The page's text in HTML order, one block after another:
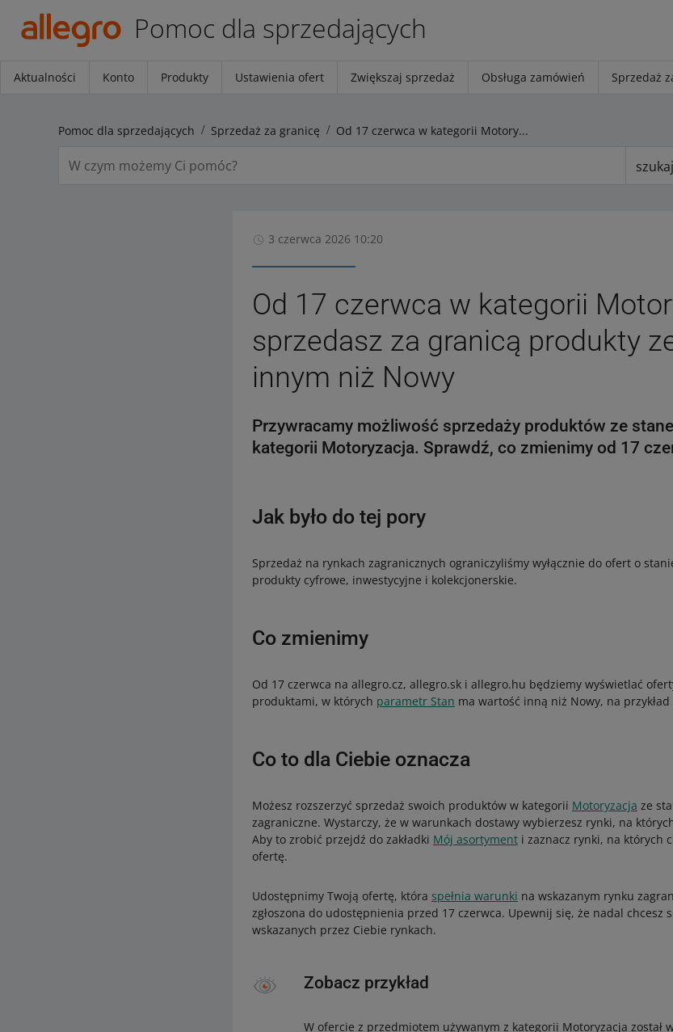
Pomoc dla sprzedających
Aktualności Konto Produkty Ustawienia ofert Zwiększaj sprzedaż Obsługa zamówień Sprzedaż
Pomoc dla sprzedających Sprzedaż za granicę Od 17 czerwca w kategorii Motoryzacja sprzedasz za granicą produkty ze stanem innym niż Nowy
3 czerwca 2026 10:20
Od 17 czerwca w kategorii
sprzedasz za granicą produkty
innym niż Nowy
Przywracamy możliwość sprzedaży produktów ze
kategorii Motoryzacja. Sprawdź, co zmienimy od 17
Jak było do tej pory
Sprzedaż na rynkach zagranicznych ograniczyliśmy wyłącznie do ofert o
produkty cyfrowe, inwestycyjne i kolekcjonerskie.
Co zmienimy
Od 17 czerwca na allegro.cz, allegro.sk i allegro.hu będziemy wyświetlać
produktami, w których parametr Stan ma wartość inną niż Nowy, na
Co to dla Ciebie oznacza
Możesz rozszerzyć sprzedaż swoich produktów w kategorii Motoryzacja ze
zagraniczne. Wystarczy, że w warunkach dostawy wybierzesz rynki, na
Aby to zrobić przejdź do zakładki Mój asortyment i zaznacz rynki, na których
ofertę.
Udostępnimy Twoją ofertę, która spełnia warunki na wskazanym rynku
zgłoszona do udostępnienia przed 17 czerwca. Upewnij się, że nadal chcesz
wskazanych przez Ciebie rynkach.
Zobacz przykład
W ofercie z przedmiotem używanym z kategorii Motoryzacja został